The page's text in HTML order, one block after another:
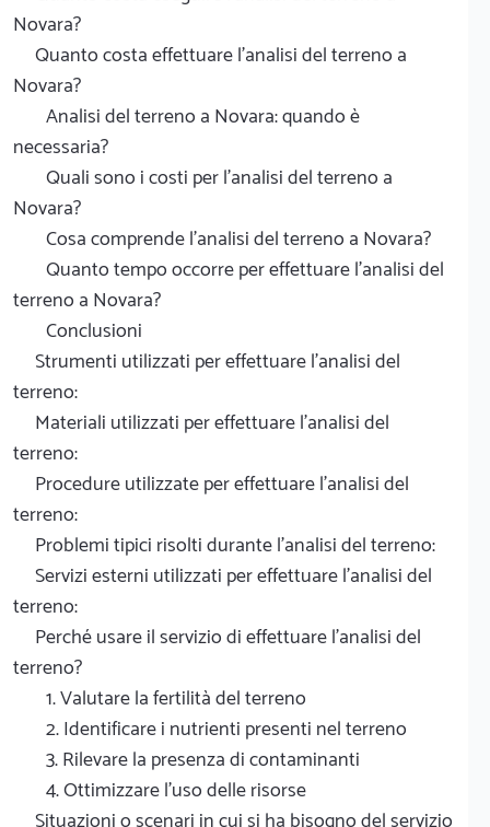
Novara?
Quanto costa effettuare l'analisi del terreno a
Novara?
Analisi del terreno a Novara: quando è
necessaria?
Quali sono i costi per l'analisi del terreno a
Novara?
Cosa comprende l'analisi del terreno a Novara?
Quanto tempo occorre per effettuare l'analisi del
terreno a Novara?
Conclusioni
Strumenti utilizzati per effettuare l'analisi del
terreno:
Materiali utilizzati per effettuare l'analisi del
terreno:
Procedure utilizzate per effettuare l'analisi del
terreno:
Problemi tipici risolti durante l'analisi del terreno:
Servizi esterni utilizzati per effettuare l'analisi del
terreno:
Perché usare il servizio di effettuare l'analisi del
terreno?
1. Valutare la fertilità del terreno
2. Identificare i nutrienti presenti nel terreno
3. Rilevare la presenza di contaminanti
4. Ottimizzare l'uso delle risorse